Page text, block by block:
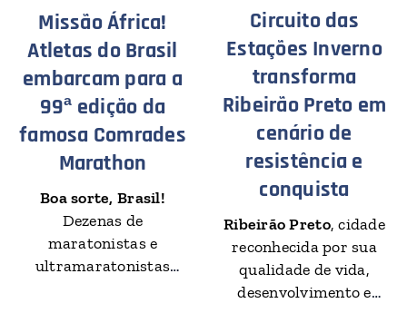
Missão África!
Atletas do Brasil
embarcam para a
99ª edição da
famosa Comrades
Marathon
Boa sorte, Brasil!
Dezenas de
maratonistas e
ultramaratonistas
Circuito das
Estações Inverno
transforma
Ribeirão Preto em
cenário de
resistência e
conquista
Ribeirão Preto, cidade
reconhecida por sua
qualidade de vida,
desenvolvimento e